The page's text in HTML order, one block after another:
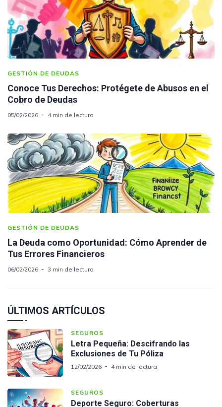
GESTIÓN DE DEUDAS
Conoce Tus Derechos: Protégete de Abusos en el
Cobro de Deudas
05/02/2026 4 min de lectura
GESTIÓN DE DEUDAS
La Deuda como Oportunidad: Cómo Aprender de
Tus Errores Financieros
06/02/2026 3 min de lectura
ÚLTIMOS ARTÍCULOS
SEGUROS
Letra Pequeña: Descifrando las
Exclusiones de Tu Póliza
12/02/2026 4 min de lectura
SEGUROS
Deporte Seguro: Coberturas